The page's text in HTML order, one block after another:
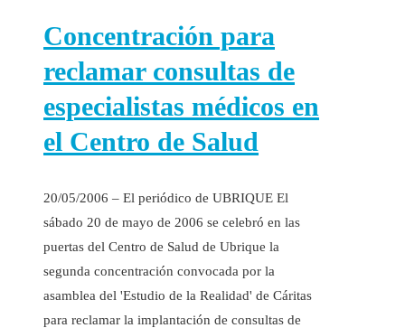
Concentración para
reclamar consultas de
especialistas médicos en
el Centro de Salud
20/05/2006 – El periódico de UBRIQUE El
sábado 20 de mayo de 2006 se celebró en las
puertas del Centro de Salud de Ubrique la
segunda concentración convocada por la
asamblea del 'Estudio de la Realidad' de Cáritas
para reclamar la implantación de consultas de